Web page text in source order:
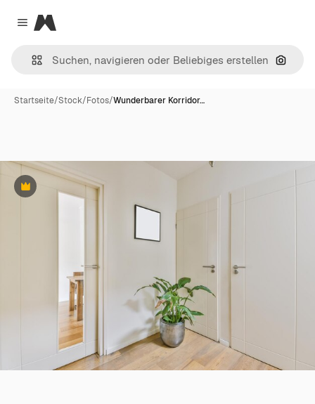
Close menu
Magnific
Nach
Startseite/Stock/Fotos/Wunderbarer Korridor…
Premium